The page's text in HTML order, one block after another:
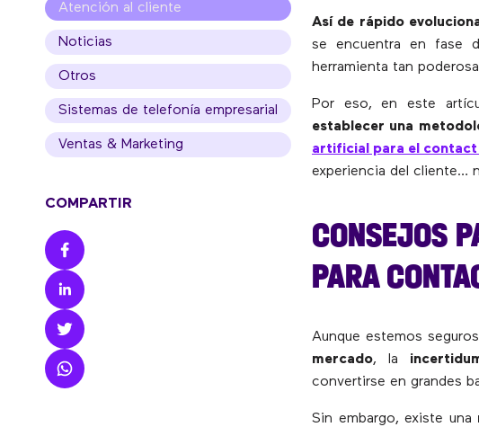
Así de rápido
se encuentra en fase
herramienta tan
Por eso, en este
establecer una
artificial para el
experiencia del cliente…
CONSEJOS
PARA
Aunque estemos
mercado, la
convertirse en grandes
Sin embargo, existe una
Atención al cliente
Noticias
Otros
Sistemas de telefonía empresarial
Ventas & Marketing
COMPARTIR